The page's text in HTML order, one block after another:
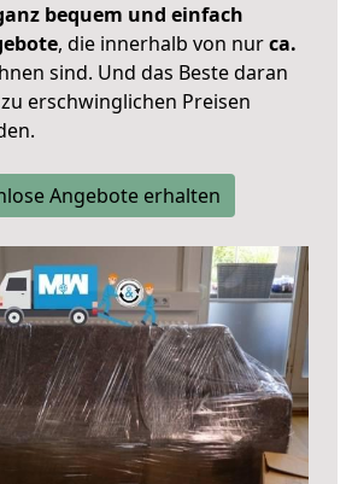
bequem und einfach
, die innerhalb von nurca.
sind. Und das Beste daran
erschwinglichen Preisen
Angebote erhalten